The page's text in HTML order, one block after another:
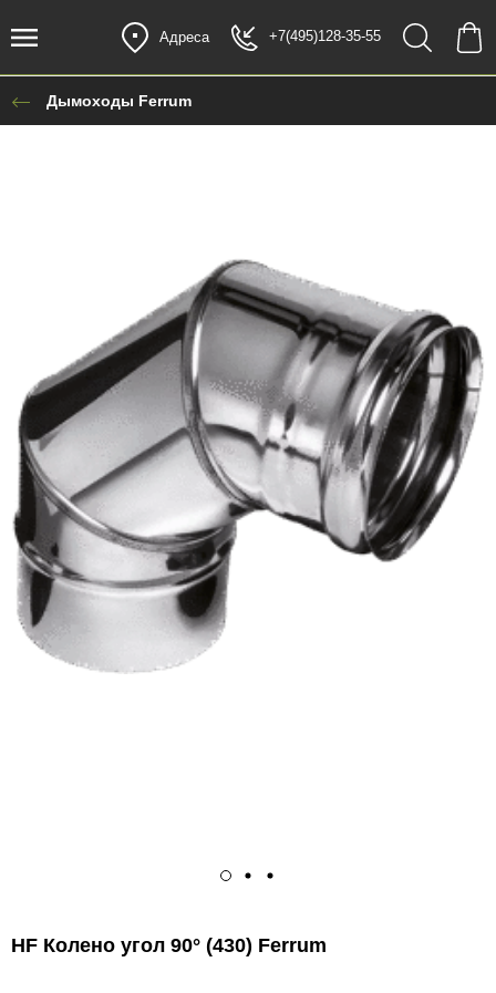
Адреса +7(495)128-35-55
Дымоходы Ferrum
HF Колено угол 90° (430) Ferrum